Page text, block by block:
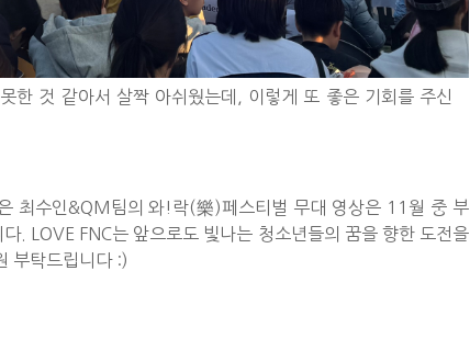
한 것 같아서 살짝 아쉬웠는데, 이렇게 또 좋은 기회를 주신
최수인&QM팀의 와!락(樂)페스티벌 무대 영상은 11월 중 부
. LOVE FNC는 앞으로도 빛나는 청소년들의 꿈을 향한 도전을
부탁드립니다 :)